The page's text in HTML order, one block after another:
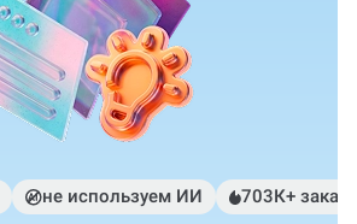
не используем ИИ 703К+